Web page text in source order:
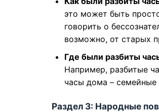
это может быть
говорить о
возможно, от старых
Где были разбиты
Например, разбитые
часы дома – семейные
Раздел 3: Народные